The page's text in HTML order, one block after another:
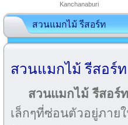
Kanchanaburi
สวนแมกไม้ รีสอร์ท
สวนแมกไม้ รีสอร์ท
สวนแมกไม้ รีสอร์
เล็กๆที่ซ่อนตัวอยู่ภาย